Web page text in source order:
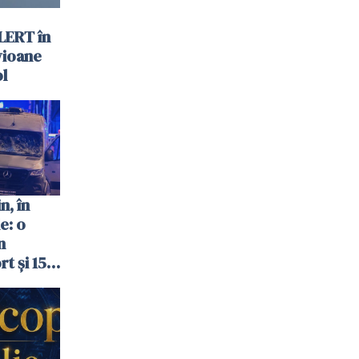
în
în
o
și 15